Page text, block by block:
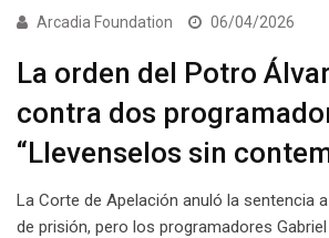
Arcadia Foundation 06/04/2026
La orden del Potro
contra dos
“Llevenselos sin
La Corte de Apelación anuló la sentencia
de prisión, pero los programadores